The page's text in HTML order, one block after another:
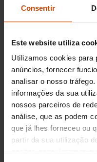
Consentir
Este website utiliza
Utilizamos cookies para
anúncios, fornecer
analisar o nosso
informações da sua
nossos parceiros de
análise, que as podem
que já lhes forneceu ou
partir da sua utilização
com opção
económico com
Mitsubishi
para familias
Porto
Ao considerar a